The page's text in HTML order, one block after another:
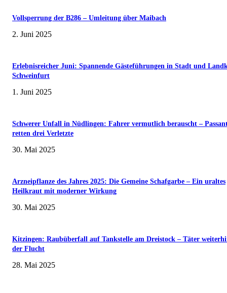
Vollsperrung der B286 – Umleitung über Maibach
2. Juni 2025
Erlebnisreicher Juni: Spannende Gästeführungen in Stadt und
Schweinfurt
1. Juni 2025
Schwerer Unfall in Nüdlingen: Fahrer vermutlich berauscht –
retten drei Verletzte
30. Mai 2025
Arzneipflanze des Jahres 2025: Die Gemeine Schafgarbe – Ein uraltes
Heilkraut mit moderner Wirkung
30. Mai 2025
Kitzingen: Raubüberfall auf Tankstelle am Dreistock – Täter
der Flucht
28. Mai 2025